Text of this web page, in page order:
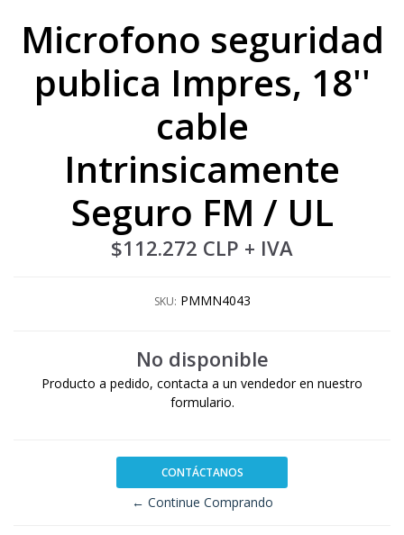
Microfono seguridad
publica Impres, 18''
cable
Intrinsicamente
Seguro FM / UL
$112.272 CLP + IVA
SKU: PMMN4043
No disponible
Producto a pedido, contacta a un vendedor en nuestro
formulario.
CONTÁCTANOS
← Continue Comprando